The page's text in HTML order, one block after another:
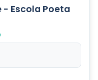
Escola Poeta